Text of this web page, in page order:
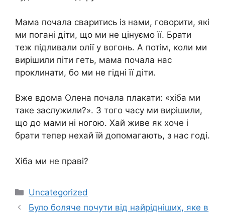
Мама почала сваритись із нами, говорити, які
ми погані діти, що ми не цінуємо її. Брати
теж підливали олії у вогонь. А потім, коли ми
вирішили піти геть, мама почала нас
проклинати, бо ми не гідні її діти.
Вже вдома Олена почала плакати: «хіба ми
таке заслужили?». З того часу ми вирішили,
що до мами ні ногою. Хай живе як хоче і
брати тепер нехай їй допомагають, з нас годі.
Хіба ми не праві?
Категорії
Uncategorized
Було боляче почути від найрідніших, яке в